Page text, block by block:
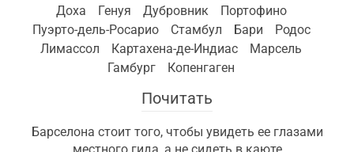
Доха
Генуя Дубровник
Портофино
Пуэрто-дель-Росарио
Стамбул Бари
Родос
Лимассол
Картахена-де-Индиас
Марсель
Гамбург
Копенгаген
Почитать
Барселона стоит того, чтобы увидеть ее глазами